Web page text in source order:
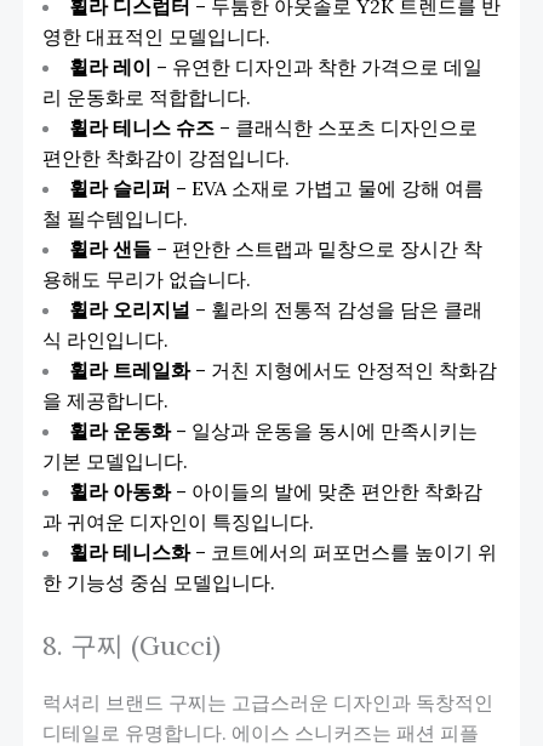
휠라 디스럽터 – 두툼한 아웃솔로 Y2K 트렌드를 반
영한 대표적인 모델입니다.
휠라 레이 – 유연한 디자인과 착한 가격으로 데일
리 운동화로 적합합니다.
휠라 테니스 슈즈– 클래식한 스포츠 디자인으로
편안한 착화감이 강점입니다.
휠라 슬리퍼 – EVA 소재로 가볍고 물에 강해 여름
철 필수템입니다.
휠라 샌들– 편안한 스트랩과 밑창으로 장시간 착
용해도 무리가 없습니다.
휠라 오리지널 – 휠라의 전통적 감성을 담은 클래
식 라인입니다.
휠라 트레일화– 거친 지형에서도 안정적인 착화감
을 제공합니다.
휠라 운동화– 일상과 운동을 동시에 만족시키는
기본 모델입니다.
휠라 아동화– 아이들의 발에 맞춘 편안한 착화감
과 귀여운 디자인이 특징입니다.
휠라 테니스화– 코트에서의 퍼포먼스를 높이기 위
한 기능성 중심 모델입니다.
8. 구찌 (Gucci)
럭셔리 브랜드 구찌는 고급스러운 디자인과 독창적인
디테일로 유명합니다. 에이스 스니커즈는 패션 피플